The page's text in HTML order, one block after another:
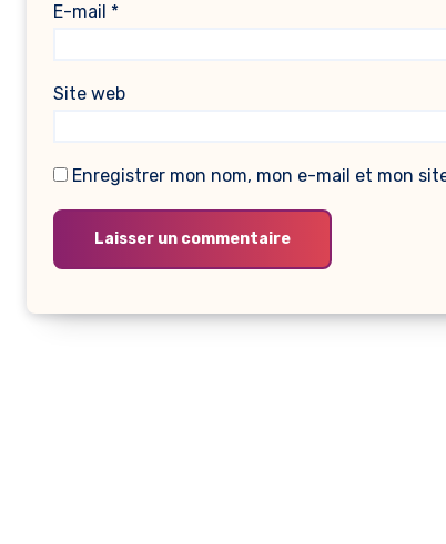
E-mail *
Site web
Enregistrer mon nom, mon e-mail et mon